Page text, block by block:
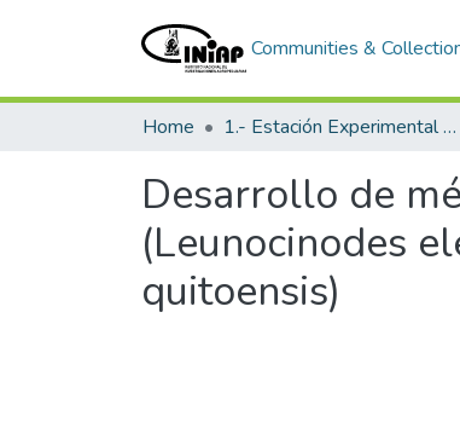
Communities &
Home 1.- Estación Experimental Santa Catalina
Desarrollo de
(Leunocinodes
quitoensis)